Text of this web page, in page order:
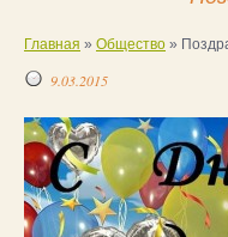
Главная » Общество »
9.03.2015